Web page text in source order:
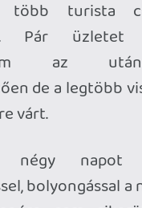
itt de volt aminek
pislogtam. Ettől
jó volt látni ilyen
minőségben konzolokat
szerint a hazai
kínálatához vagyok